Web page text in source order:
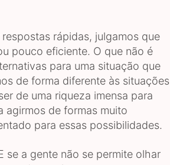
rápidas, julgamos que
pouco eficiente. O que não é
para uma situação que
de forma diferente às situações
de uma riqueza imensa para
agirmos de formas muito
para essas possibilidades.
se a gente não se permite olhar